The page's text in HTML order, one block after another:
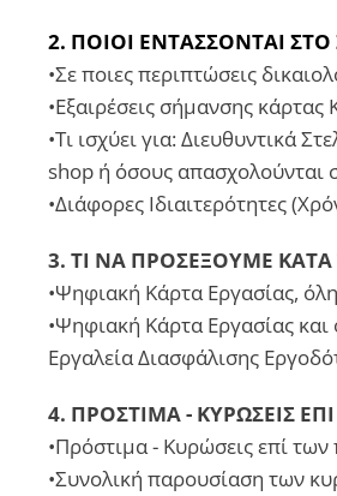
2. ΠΟΙΟΙ ΕΝΤΑΣΣΟΝΤΑΙ ΣΤΟ
•Σε ποιες περιπτώσεις
•Εξαιρέσεις σήμανσης
•Τι ισχύει για: Διευθυντικά
shop ή όσους απασχολούνται
•Διάφορες Ιδιαιτερότητες
3. ΤΙ ΝΑ ΠΡΟΣΕΞΟΥΜΕ
•Ψηφιακή Κάρτα Εργασίας,
•Ψηφιακή Κάρτα Εργασίας
Εργαλεία Διασφάλισης
4. ΠΡΟΣΤΙΜΑ - ΚΥΡΩΣΕΙΣ
•Πρόστιμα - Κυρώσεις επί
•Συνολική παρουσίαση των